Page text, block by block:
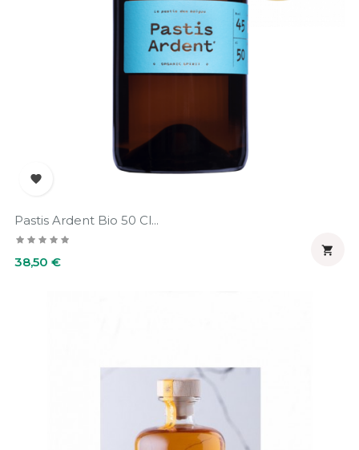

Pastis Ardent Bio 50 Cl...
Prix
38,50 €
